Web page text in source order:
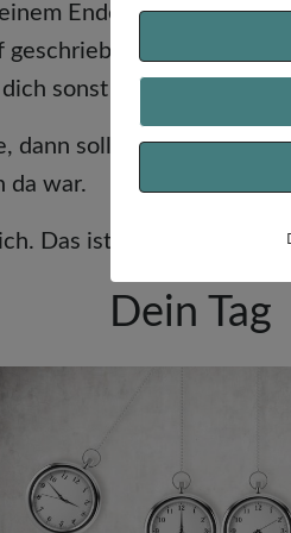
Ende sagen wirst:
hast. Schön,
sonst gar nicht wirklich
sollst du mich
da war.
Das ist alles, was ich
Dein Tag